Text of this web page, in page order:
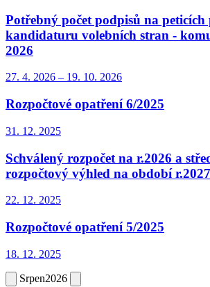
Potřebný počet podpisů na
kandidaturu volebních stran -
2026
27. 4. 2026 – 19. 10. 2026
Rozpočtové opatření 6/2025
31. 12. 2025
Schválený rozpočet na r.2026 a
rozpočtový výhled na období
22. 12. 2025
Rozpočtové opatření 5/2025
18. 12. 2025
Srpen2026